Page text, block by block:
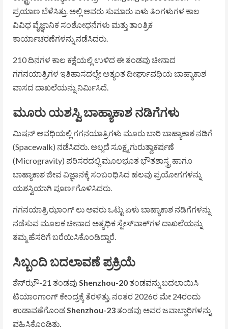
ಪ್ರಯಾಣ ಬೆಳೆಸಿತ್ತು. ಅಲ್ಲಿ ಅವರು ಸುಮಾರು ಏಳು ತಿಂಗಳುಗಳ ಕಾಲ
ವಿವಿಧ ವೈಜ್ಞಾನಿಕ ಸಂಶೋಧನೆಗಳು ಮತ್ತು ತಾಂತ್ರಿಕ
ಕಾರ್ಯಾಚರಣೆಗಳನ್ನು ನಡೆಸಿದರು.
210 ದಿನಗಳ ಕಾಲ ಕಕ್ಷೆಯಲ್ಲಿ ಉಳಿದ ಈ ತಂಡವು ಚೀನಾದ
ಗಗನಯಾತ್ರಿಗಳ ಇತಿಹಾಸದಲ್ಲೇ ಅತ್ಯಂತ ದೀರ್ಘಾವಧಿಯ ಬಾಹ್ಯಾಕಾಶ
ವಾಸದ ದಾಖಲೆಯನ್ನು ನಿರ್ಮಿಸಿದೆ.
ಮೂರು ಯಶಸ್ವಿ ಬಾಹ್ಯಾಕಾಶ ನಡಿಗೆಗಳು
ಮಿಷನ್ ಅವಧಿಯಲ್ಲಿ ಗಗನಯಾತ್ರಿಗಳು ಮೂರು ಬಾರಿ ಬಾಹ್ಯಾಕಾಶ ನಡಿಗೆ
(Spacewalk) ನಡೆಸಿದರು. ಅಲ್ಲದೆ ಸೂಕ್ಷ್ಮ ಗುರುತ್ವಾಕರ್ಷಣೆ
(Microgravity) ಪರಿಸರದಲ್ಲಿ ಮೂಲಭೂತ ಭೌತಶಾಸ್ತ್ರ ಹಾಗೂ
ಬಾಹ್ಯಾಕಾಶ ಜೀವ ವಿಜ್ಞಾನಕ್ಕೆ ಸಂಬಂಧಿಸಿದ ಹಲವು ಪ್ರಯೋಗಗಳನ್ನು
ಯಶಸ್ವಿಯಾಗಿ ಪೂರ್ಣಗೊಳಿಸಿದರು.
ಗಗನಯಾತ್ರಿ ಝಾಂಗ್ ಲು ಅವರು ಒಟ್ಟು ಏಳು ಬಾಹ್ಯಾಕಾಶ ನಡಿಗೆಗಳನ್ನು
ನಡೆಸುವ ಮೂಲಕ ಚೀನಾದ ಅತ್ಯಧಿಕ ಸ್ಪೇಸ್‌ವಾಕ್‌ಗಳ ದಾಖಲೆಯನ್ನು
ತಮ್ಮ ಹೆಸರಿಗೆ ಬರೆಯಿಸಿಕೊಂಡಿದ್ದಾರೆ.
ಸಿಬ್ಬಂದಿ ಬದಲಾವಣೆ ಪ್ರಕ್ರಿಯೆ
ಶೆನ್‌ಝೌ-21 ತಂಡವು Shenzhou-20ತಂಡವನ್ನು ಬದಲಾಯಿಸಿ
ಟಿಯಾಂಗಾಂಗ್ ಕೇಂದ್ರಕ್ಕೆ ತೆರಳಿತ್ತು. ನಂತರ 2026ರ ಮೇ 24ರಂದು
ಉಡಾವಣೆಗೊಂಡShenzhou-23ತಂಡವು ಅವರ ಜವಾಬ್ದಾರಿಗಳನ್ನು
ವಹಿಸಿಕೊಂಡಿತು.